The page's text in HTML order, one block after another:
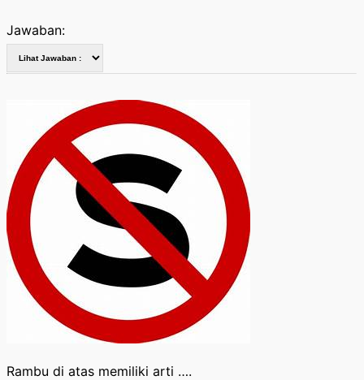
Jawaban:
Rambu di atas memiliki arti ….